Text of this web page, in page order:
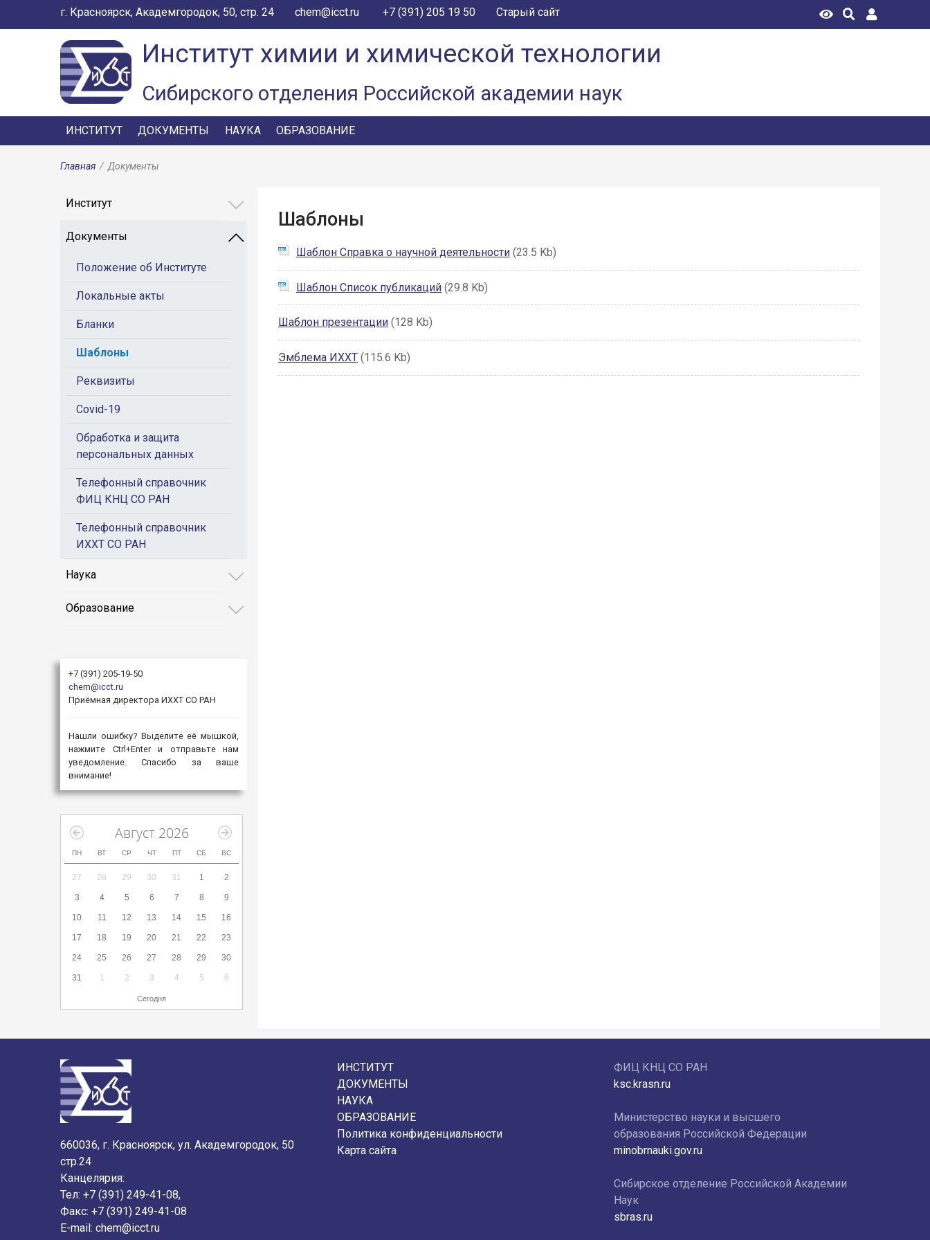
г. Красноярск, Академгородок, 50, стр. 24 chem@icct.ru +7 (391) 205 19 50 Старый сайт
Институт химии и химической технологии
Сибирского отделения Российской академии наук
ИНСТИТУТ ДОКУМЕНТЫ НАУКА ОБРАЗОВАНИЕ
Главная / Документы
Институт
Документы
Положение об Институте
Локальные акты
Бланки
Шаблоны
Реквизиты
Covid-19
Обработка и защита
персональных данных
Телефонный справочник
ФИЦ КНЦ СО РАН
Телефонный справочник
ИХХТ СО РАН
Наука
Образование
+7 (391) 205-19-50
chem@icct.ru
Приёмная директора ИХХТ СО РАН
Нашли ошибку? Выделите её мышкой,
нажмите Ctrl+Enter и отправьте нам
уведомление. Спасибо за ваше
внимание!
Август 2026
ПН ВТ СР ЧТ ПТ СБ ВС
27 28 29 30 31 1 2
3 4 5 6 7 8 9
10 11 12 13 14 15 16
17 18 19 20 21 22 23
24 25 26 27 28 29 30
31 1 2 3 4 5 6
Сегодня
Шаблоны
Шаблон Справка о научной деятельности (23.5 Kb)
Шаблон Список публикаций (29.8 Kb)
Шаблон презентации (128 Kb)
Эмблема ИХХТ (115.6 Kb)
660036, г. Красноярск, ул. Академгородок, 50
стр.24
Канцелярия:
Тел: +7 (391) 249-41-08,
Факс: +7 (391) 249-41-08
E-mail: chem@icct.ru
ИНСТИТУТ
ДОКУМЕНТЫ
НАУКА
ОБРАЗОВАНИЕ
Политика конфиденциальности
Карта сайта
ФИЦ КНЦ СО РАН
ksc.krasn.ru
Министерство науки и высшего
образования Российской Федерации
minobrnauki.gov.ru
Сибирское отделение Российской Академии
Наук
sbras.ru